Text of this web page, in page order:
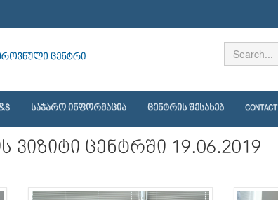
ᲡᲐᲯᲐᲠᲝ ᲘᲜᲤᲝᲠᲛᲐᲪᲘᲐ ᲪᲔᲜᲢᲠᲘᲡ ᲨᲔᲡᲐᲮᲔᲑ CONTACT
ცენტრში 19.06.2019